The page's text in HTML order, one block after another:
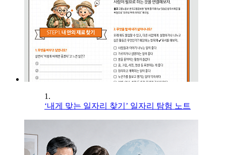
1.
‘내게 맞는 일자리 찾기’ 일자리 탐험 노트